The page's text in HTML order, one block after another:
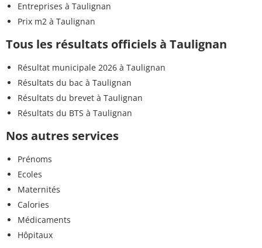
Entreprises à Taulignan
Prix m2 à Taulignan
Tous les résultats officiels à Taulignan
Résultat municipale 2026 à Taulignan
Résultats du bac à Taulignan
Résultats du brevet à Taulignan
Résultats du BTS à Taulignan
Nos autres services
Prénoms
Ecoles
Maternités
Calories
Médicaments
Hôpitaux